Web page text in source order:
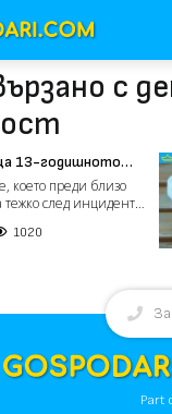
с
13-годишното
от „скуиши“
което преди близо
след инцидент с
1020
Part